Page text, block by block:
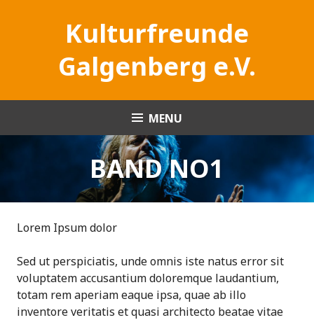
Kultur­freunde
Galgen­­­berg e.V.
MENU
BAND NO1
Lorem Ipsum dolor
Sed ut perspiciatis, unde omnis iste natus error sit
voluptatem accusantium doloremque laudantium,
totam rem aperiam eaque ipsa, quae ab illo
inventore veritatis et quasi architecto beatae vitae